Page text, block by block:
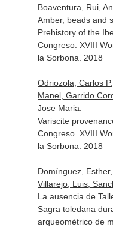
Boaventura, Rui,
Amber, beads and
Prehistory of the
Congreso. XVIII
la Sorbona. 2018
Odriozola, Carlos
Manel, Garrido
Jose Maria:
Variscite
Congreso. XVIII
la Sorbona. 2018
Domínguez,
Villarejo, Luis,
La ausencia de
Sagra toledana
arqueométrico de